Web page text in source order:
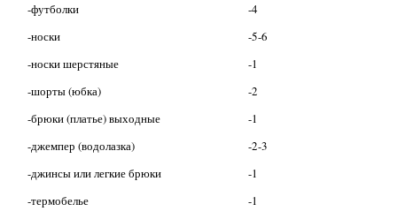
-футболки
-носки
-носки шерстяные
-шорты (юбка)
-брюки (платье) выходные
-джемпер (водолазка)
-джинсы или легкие брюки
-термобелье
-4
-5-6
-1
-2
-1
-2-3
-1
-1